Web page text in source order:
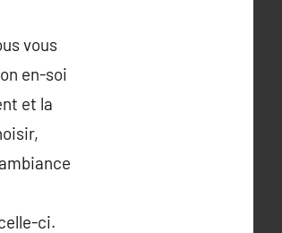
vous
en-soi
et la
ci.